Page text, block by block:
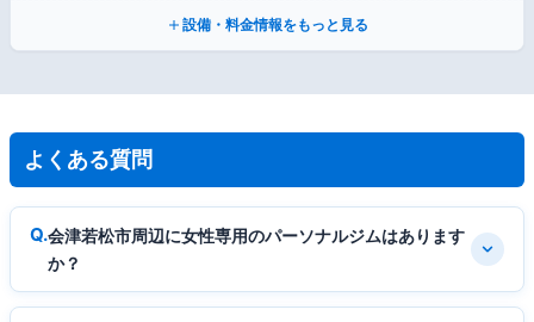
設備・料金情報をもっと見る
よくある質問
会津若松市周辺に女性専用のパーソナルジムはあります
か？